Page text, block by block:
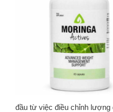
đầu từ việc điều chỉnh